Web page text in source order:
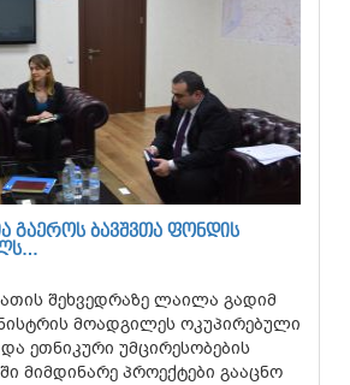
ᲒᲐᲔᲠᲝᲡ ᲑᲐᲕᲨᲕᲗᲐ ᲤᲝᲜᲓᲘᲡ
შეხვედრაზე ლაილა გადიმ
მოადგილეს ოკუპირებული
ეთნიკური უმცირესობების
მიმდინარე პროექტები გააცნო